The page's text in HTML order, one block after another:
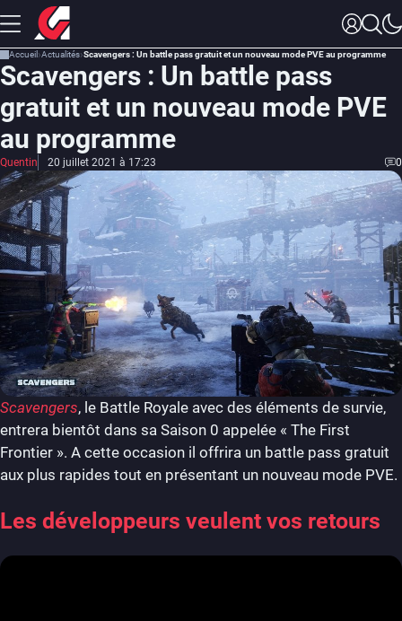
Accueil Actualités Scavengers : Un battle pass gratuit et un nouveau mode PVE au programme
Scavengers : Un battle pass
gratuit et un nouveau mode PVE
au programme
Quentin 20 juillet 2021 à 17:23 0
Scavengers, le Battle Royale avec des éléments de survie,
entrera bientôt dans sa Saison 0 appelée « The First
Frontier ». A cette occasion il offrira un battle pass gratuit
aux plus rapides tout en présentant un nouveau mode PVE.
Les développeurs veulent vos retours